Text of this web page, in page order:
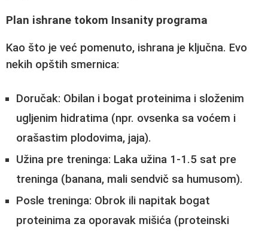
Plan ishrane tokom Insanity programa
Kao što je već pomenuto, ishrana je ključna. Evo
nekih opštih smernica:
Doručak: Obilan i bogat proteinima i složenim
ugljenim hidratima (npr. ovsenka sa voćem i
orašastim plodovima, jaja).
Užina pre treninga: Laka užina 1-1.5 sat pre
treninga (banana, mali sendvič sa humusom).
Posle treninga: Obrok ili napitak bogat
proteinima za oporavak mišića (proteinski